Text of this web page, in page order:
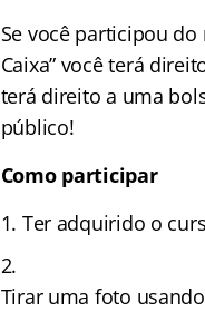
Se você participou
Caixa” você terá
terá direito a uma
público!
Como participar
Ter adquirido o
Tirar uma foto